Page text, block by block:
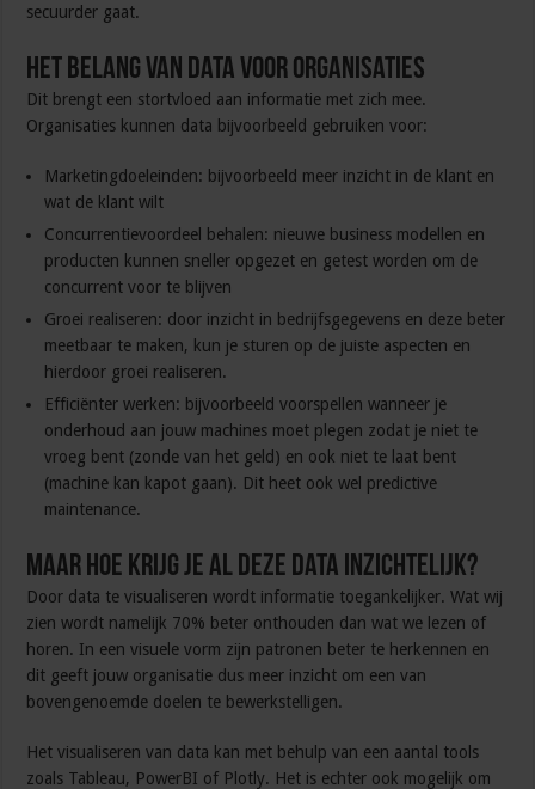
secuurder gaat.
Het belang van data voor organisaties
Dit brengt een stortvloed aan informatie met zich mee.
Organisaties kunnen data bijvoorbeeld gebruiken voor:
Marketingdoeleinden: bijvoorbeeld meer inzicht in de klant en
wat de klant wilt
Concurrentievoordeel behalen: nieuwe business modellen en
producten kunnen sneller opgezet en getest worden om de
concurrent voor te blijven
Groei realiseren: door inzicht in bedrijfsgegevens en deze beter
meetbaar te maken, kun je sturen op de juiste aspecten en
hierdoor groei realiseren.
Efficiënter werken: bijvoorbeeld voorspellen wanneer je
onderhoud aan jouw machines moet plegen zodat je niet te
vroeg bent (zonde van het geld) en ook niet te laat bent
(machine kan kapot gaan). Dit heet ook wel predictive
maintenance.
Maar hoe krijg je al deze data inzichtelijk?
Door data te visualiseren wordt informatie toegankelijker. Wat wij
zien wordt namelijk 70% beter onthouden dan wat we lezen of
horen. In een visuele vorm zijn patronen beter te herkennen en
dit geeft jouw organisatie dus meer inzicht om een van
bovengenoemde doelen te bewerkstelligen.
Het visualiseren van data kan met behulp van een aantal tools
zoals Tableau, PowerBI of Plotly. Het is echter ook mogelijk om